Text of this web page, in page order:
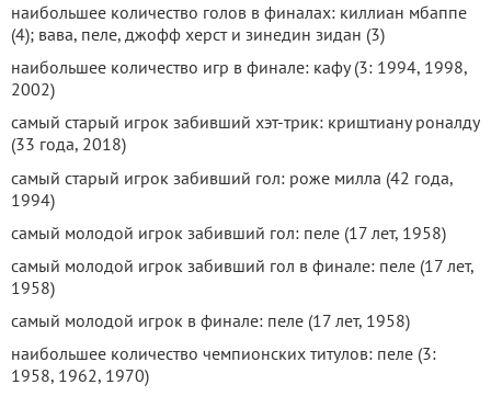
наибольшее количество голов в финалах: киллиан мбаппе
(4); вава, пеле, джофф херст и зинедин зидан (3)
наибольшее количество игр в финале: кафу (3: 1994, 1998,
2002)
самый старый игрок забивший хэт-трик: криштиану роналду
(33 года, 2018)
самый старый игрок забивший гол: роже милла (42 года,
1994)
самый молодой игрок забивший гол: пеле (17 лет, 1958)
самый молодой игрок забивший гол в финале: пеле (17 лет,
1958)
самый молодой игрок в финале: пеле (17 лет, 1958)
наибольшее количество чемпионских титулов: пеле (3:
1958, 1962, 1970)